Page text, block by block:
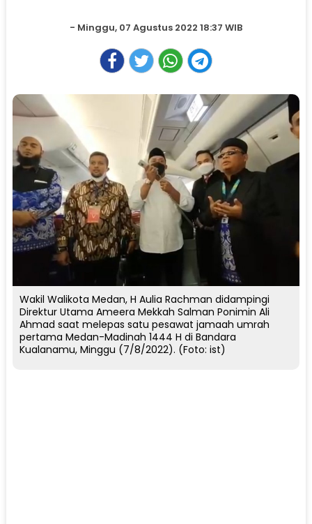
- Minggu, 07 Agustus 2022 18:37 WIB
Wakil Walikota Medan, H Aulia Rachman didampingi
Direktur Utama Ameera Mekkah Salman Ponimin Ali
Ahmad saat melepas satu pesawat jamaah umrah
pertama Medan-Madinah 1444 H di Bandara
Kualanamu, Minggu (7/8/2022). (Foto: ist)